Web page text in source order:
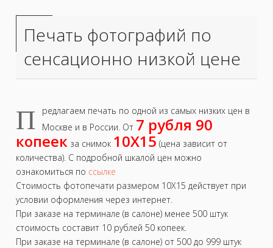
Печать фотографий по
сенсационно низкой цене
П
редлагаем печать по одной из самых низких цен в
Москве и в России. От 7 рубля 90
копеек за снимок 10Х15 (цена зависит от
количества). С подробной шкалой цен можно
ознакомиться по ссылке
Стоимость фотопечати размером 10Х15 действует при
условии оформления через интернет.
При заказе на терминале (в салоне) менее 500 штук
стоимость составит 10 рублей 50 копеек.
При заказе на терминале (в салоне) от 500 до 999 штук